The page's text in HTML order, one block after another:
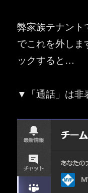
弊家族テナン
でこれを外しま
ックすると…
▼「通話」は非